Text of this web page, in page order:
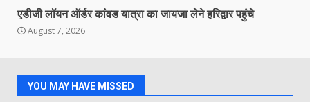
एडीजी लॉयन ऑर्डर कांवड यात्रा का जायजा लेने हरिद्वार पहुंचे
August 7, 2026
YOU MAY HAVE MISSED